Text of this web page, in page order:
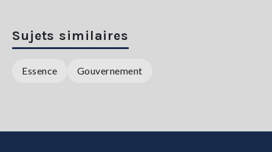
Sujets similaires
Essence Gouvernement